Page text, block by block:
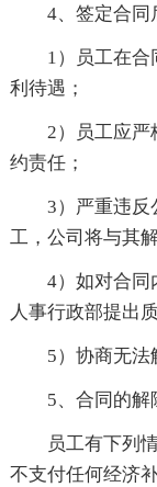
4、签定合同
1）员工在合
利待遇；
2）员工应严
约责任；
3）严重违反
工，公司将与其
4）如对合同
人事行政部提出
5）协商无法
5、合同的解
员工有下列
不支付任何经济